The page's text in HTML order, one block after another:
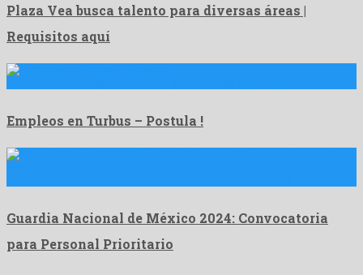
Plaza Vea busca talento para diversas áreas |
Requisitos aquí
Empleos en Turbus – Postula !
Guardia Nacional de México 2024: Convocatoria
para Personal Prioritario